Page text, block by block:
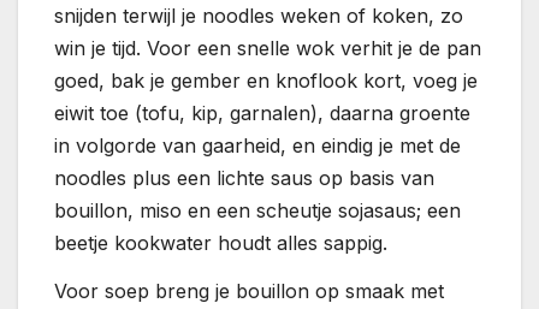
snijden terwijl je noodles weken of koken, zo
win je tijd. Voor een snelle wok verhit je de pan
goed, bak je gember en knoflook kort, voeg je
eiwit toe (tofu, kip, garnalen), daarna groente
in volgorde van gaarheid, en eindig je met de
noodles plus een lichte saus op basis van
bouillon, miso en een scheutje sojasaus; een
beetje kookwater houdt alles sappig.
Voor soep breng je bouillon op smaak met